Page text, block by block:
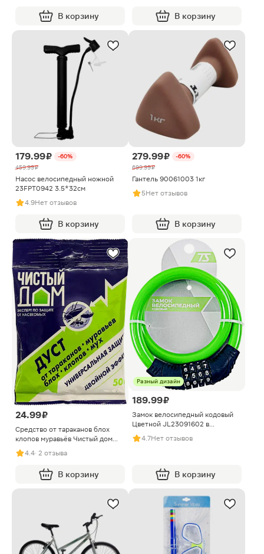
В корзину В корзину
179.99 ₽
-60%
459.99 ₽
Насос велосипедный ножной
23FPT0942 3.5*32см
4.9Нет отзывов
В корзину
279.99 ₽
-60%
699.99 ₽
Гантель 90061003 1кг
5Нет отзывов
В корзину
24.99 ₽
Средство от тараканов блох
клопов муравьёв Чистый дом
Дуст 50г
4.4· 2 отзыва
В корзину
Разный дизайн
189.99 ₽
Замок велосипедный кодовый
Цветной JL23091602 в
ассортименте
4.7Нет отзывов
В корзину